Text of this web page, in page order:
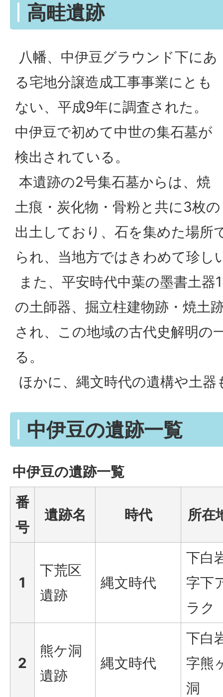
高畦遺跡
八幡、中伊豆グラウンド下にあ
る宅地分譲造成工事事業にとも
ない、平成9年に調査された。
中伊豆で初めて中世の集石墓が
検出されている。
本遺跡の2号集石墓からは、焼
土痕・炭化物・骨粉と共に3枚
出土しており、石を集めた場所
られ、当地方ではきわめて珍し
また、平安時代中葉の墨書土器
の土師器、掘立柱建物跡・焼土
され、この地域の古代史解明の
る。
ほかに、縄文時代の遺構や土
中伊豆の遺跡一覧
中伊豆の遺跡一覧
番
号
遺跡名 時代 所在
1
下荒区
遺跡
縄文時代
下白
字下
ラク
2
熊ケ洞
遺跡
縄文時代
下白
字熊
洞